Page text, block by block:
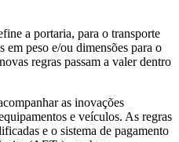
a portaria, para o transporte
em peso e/ou dimensões para o
regras passam a valer dentro
as inovações
e veículos. As regras
e o sistema de pagamento